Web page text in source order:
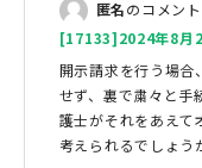
匿名のコメント
[17133]2024年8月
開示請求を行う場合
せず、裏で粛々と手
護士がそれをあえて
考えられるでしょう